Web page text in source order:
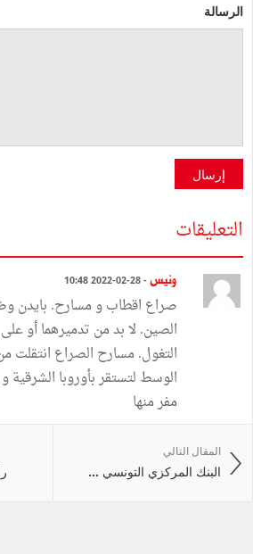
الرسالة
إرسال
التعليقات
ونيس - 28-02-2022 10:48
صراع اقطاب و مسارح. بايدن
الصين. لا بد من تدميرهما أو
التغول. مسارح الصراع انتقلت
الوسط لتستقر بأوروبا
مفر منها
المقال التالي
البنك المركزي التونسي ...